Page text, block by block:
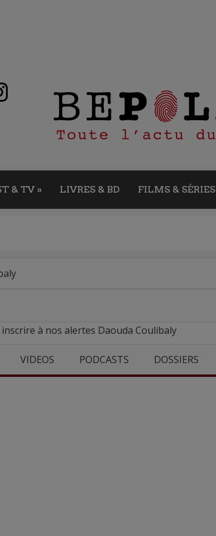
& TV » LIVRES & BD FILMS & SÉRIES
à nos alertes Daouda Coulibaly
VIDEOS PODCASTS DOSSIERS